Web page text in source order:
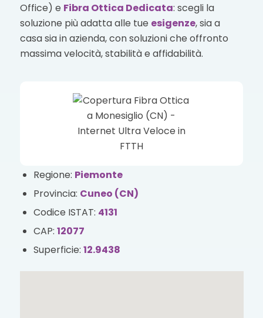
Office) e Fibra Ottica Dedicata: scegli la
soluzione più adatta alle tue esigenze, sia a
casa sia in azienda, con soluzioni che offronto
massima velocità, stabilità e affidabilità.
Regione: Piemonte
Provincia: Cuneo (CN)
Codice ISTAT: 4131
CAP: 12077
Superficie: 12.9438